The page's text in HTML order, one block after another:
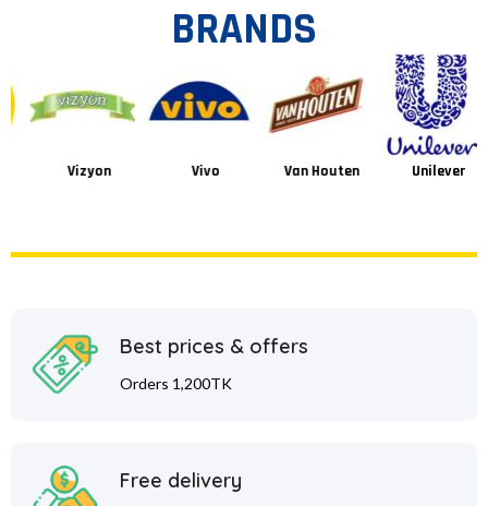
BRANDS
Vizyon Vivo Van Houten Unilever
Best prices & offers
Orders 1,200TK
Free delivery